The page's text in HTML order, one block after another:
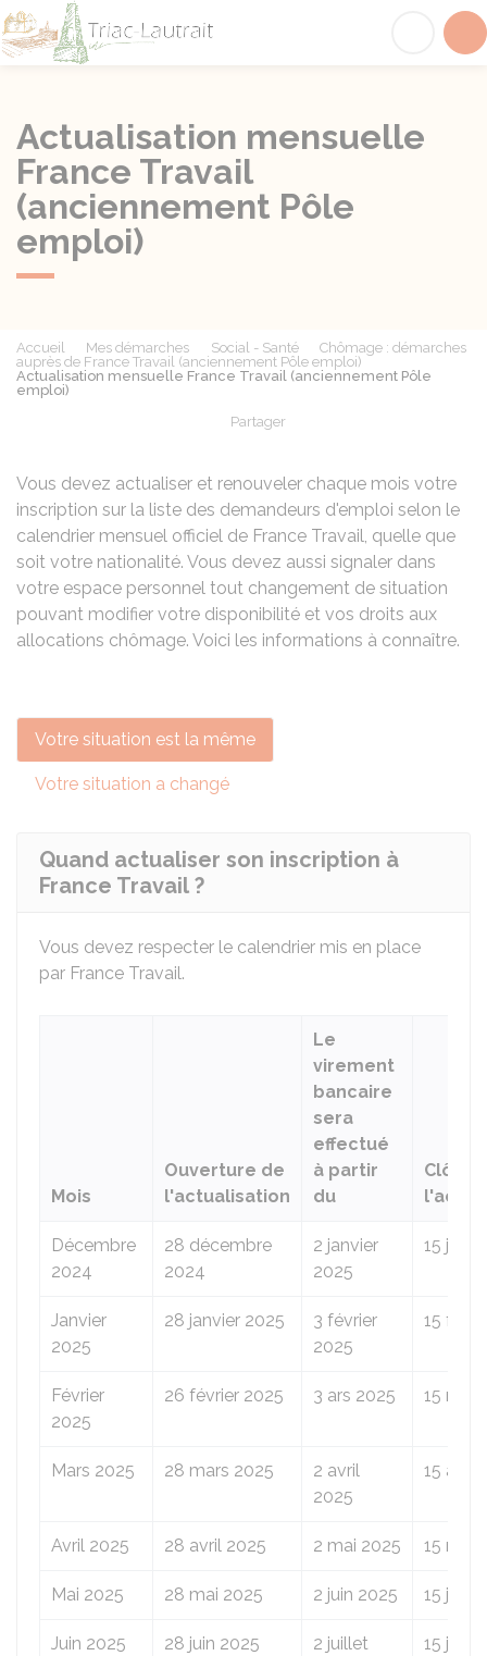
Actualisation mensuelle
France Travail
(anciennement Pôle
emploi)
Accueil Mes démarches Social - Santé
Chômage : démarches
auprès de France Travail (anciennement Pôle emploi)
Actualisation mensuelle France Travail (anciennement Pôle
emploi)
Partager
Vous devez actualiser et renouveler chaque mois votre
inscription sur la liste des demandeurs d'emploi selon le
calendrier mensuel officiel de France Travail, quelle que
soit votre nationalité. Vous devez aussi signaler dans
votre espace personnel tout changement de situation
pouvant modifier votre disponibilité et vos droits aux
allocations chômage. Voici les informations à connaître.
Votre situation est la même
Votre situation a changé
Quand actualiser son inscription à
France Travail ?
Vous devez respecter le calendrier mis en place
par France Travail.
Mois
Ouverture de
l'actualisation
Le
virement
bancaire
sera
effectué
à partir
du
Décembre
2024
28 décembre
2024
2 janvier
2025
15
Janvier
2025
28 janvier 2025
3 février
2025
15
Février
2025
26 février 2025 3 ars 2025 15
Mars 2025 28 mars 2025
2 avril
2025
15 avril
Avril 2025 28 avril 2025 2 mai 2025 15 mai
Mai 2025 28 mai 2025 2 juin 2025 15 juin
Juin 2025 28 juin 2025
2 juillet
15